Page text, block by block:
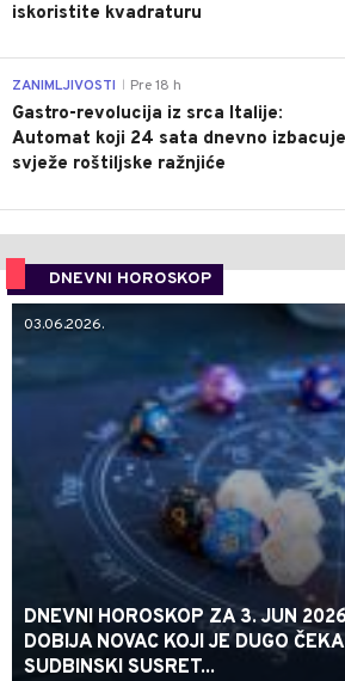
iskoristite kvadraturu
ZANIMLJIVOSTI Pre 18 h
Gastro-revolucija iz srca Italije:
Automat koji 24 sata dnevno izbacuje
svježe roštiljske ražnjiće
DNEVNI HOROSKOP
03.06.2026.
DNEVNI HOROSKOP ZA 3. JUN
DOBIJA NOVAC KOJI JE DUGO
SUDBINSKI SUSRET...